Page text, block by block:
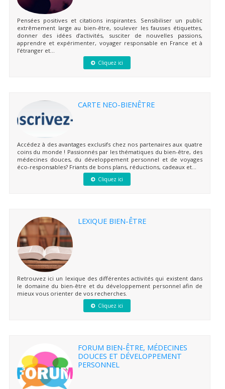
Pensées positives et citations inspirantes. Sensibiliser un public
extrêmement large au bien-être, soulever les fausses étiquettes,
donner des idées d’activités, susciter de nouvelles passions,
apprendre et expérimenter, voyager responsable en France et à
l’étranger et...
Cliquez ici
CARTE NEO-BIENÊTRE
Accédez à des avantages exclusifs chez nos partenaires aux quatre
coins du monde ! Passionnés par les thématiques du bien-être, des
médecines douces, du développement personnel et de voyages
éco-responsables? Friants de bons plans, réductions, cadeaux et...
Cliquez ici
LEXIQUE BIEN-ÊTRE
Retrouvez ici un lexique des différentes activités qui existent dans
le domaine du bien-être et du développement personnel afin de
mieux vous orienter de vos recherches.
Cliquez ici
FORUM BIEN-ÊTRE, MÉDECINES
DOUCES ET DÉVELOPPEMENT
PERSONNEL